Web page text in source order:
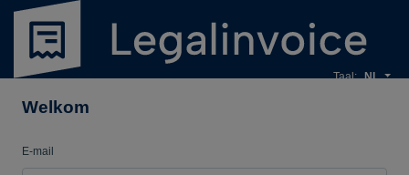
Taal: NL
Welkom
E-mail